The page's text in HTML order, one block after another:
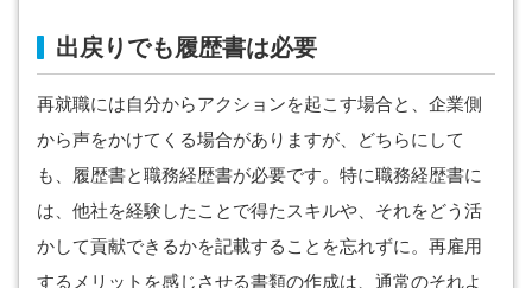
出戻りでも履歴書は必要
再就職には自分からアクションを起こす場合と、企業側
から声をかけてくる場合がありますが、どちらにして
も、履歴書と職務経歴書が必要です。特に職務経歴書に
は、他社を経験したことで得たスキルや、それをどう活
かして貢献できるかを記載することを忘れずに。再雇用
するメリットを感じさせる書類の作成は、通常のそれよ